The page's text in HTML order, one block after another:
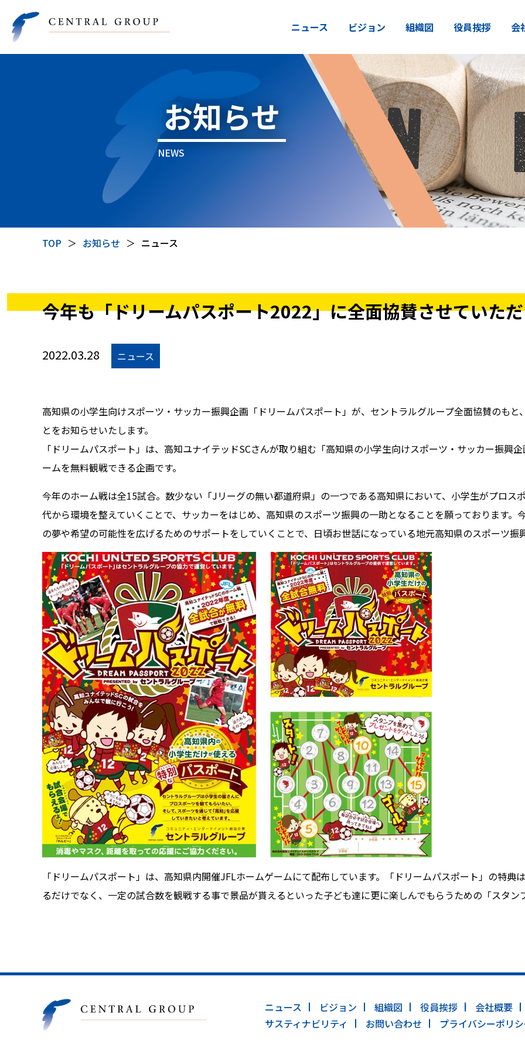
ニュース ビジョン 組織図 役員挨拶 会
お知らせ
NEWS
TOP ＞ お知らせ ＞ ニュース
今年も「ドリームパスポート2022」に全面協賛させていた
2022.03.28 ニュース
高知県の小学生向けスポーツ・サッカー振興企画「ドリームパスポート」が、セントラルグループ全面協賛のも
とをお知らせいたします。
「ドリームパスポート」は、高知ユナイテッドSCさんが取り組む「高知県の小学生向けスポーツ・サッカー振興
ームを無料観戦できる企画です。
今年のホーム戦は全15試合。数少ない「Jリーグの無い都道府県」の一つである高知県において、小学生がプロス
代から環境を整えていくことで、サッカーをはじめ、高知県のスポーツ振興の一助となることを願っております
の夢や希望の可能性を広げるためのサポートをしていくことで、日頃お世話になっている地元高知県のスポーツ振
「ドリームパスポート」は、高知県内開催JFLホームゲームにて配布しています。「ドリームパスポート」の特
るだけでなく、一定の試合数を観戦する事で景品が貰えるといった子ども達に更に楽しんでもらうための「スタン
ニュース ビジョン 組織図 役員挨拶 会社概要
サスティナビリティ
お問い合わせ プライバシーポリ